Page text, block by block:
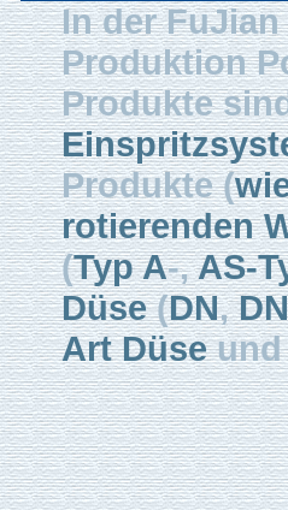
In der
Produktion
Produkte
Produkte (
rotierenden
(Typ A-,AS-
Düse(DN,
Art Düseund